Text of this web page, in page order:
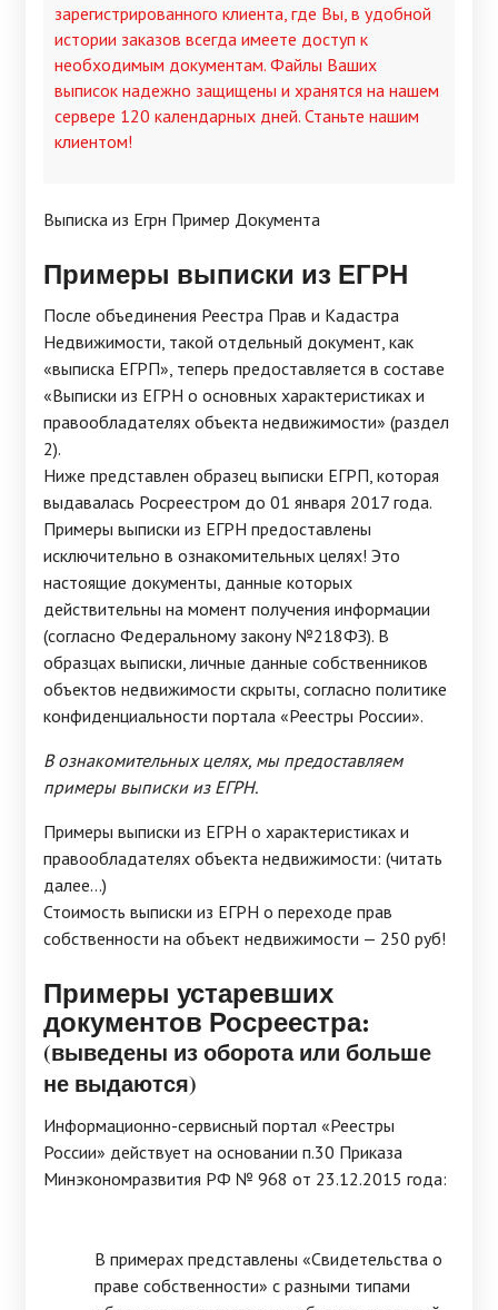
зарегистрированного клиента, где Вы, в удобной
истории заказов всегда имеете доступ к
необходимым документам. Файлы Ваших
выписок надежно защищены и хранятся на нашем
сервере 120 календарных дней. Станьте нашим
клиентом!
Выписка из Егрн Пример Документа
Примеры выписки из ЕГРН
После объединения Реестра Прав и Кадастра
Недвижимости, такой отдельный документ, как
«выписка ЕГРП», теперь предоставляется в составе
«Выписки из ЕГРН о основных характеристиках и
правообладателях объекта недвижимости» (раздел
2).
Ниже представлен образец выписки ЕГРП, которая
выдавалась Росреестром до 01 января 2017 года.
Примеры выписки из ЕГРН предоставлены
исключительно в ознакомительных целях! Это
настоящие документы, данные которых
действительны на момент получения информации
(согласно Федеральному закону №218ФЗ). В
образцах выписки, личные данные собственников
объектов недвижимости скрыты, согласно политике
конфиденциальности портала «Реестры России».
В ознакомительных целях, мы предоставляем
примеры выписки из ЕГРН.
Примеры выписки из ЕГРН о характеристиках и
правообладателях объекта недвижимости: (читать
далее...)
Стоимость выписки из ЕГРН о переходе прав
собственности на объект недвижимости — 250 руб!
Примеры устаревших
документов Росреестра:
(выведены из оборота или больше
не выдаются)
Информационно-сервисный портал «Реестры
России» действует на основании п.30 Приказа
Минэкономразвития РФ № 968 от 23.12.2015 года:
В примерах представлены «Свидетельства о
праве собственности» с разными типами